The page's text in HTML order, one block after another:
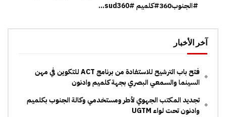
#الجنوب360#كلميم #sud360...
آخر الأخبار
فتح باب الترشيح للاستفادة من برنامج ACT للتكوين في مهن
السينما والسمعي البصري بجهة كلميم وادنون
تجديد المكتب الجهوي لأطر ومستخدمي وكالة الجنوب بكلميم
وادنون تحت لواء UGTM